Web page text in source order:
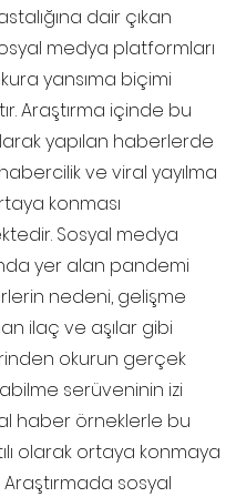
dair çıkan
medya platformları
yansıma biçimi
Araştırma içinde bu
yapılan haberlerde
ve viral yayılma
konması
Sosyal medya
yer alan pandemi
nedeni, gelişme
ilaç ve aşılar gibi
okurun gerçek
serüveninin izi
haber örneklerle bu
olarak ortaya konmaya
Araştırmada sosyal